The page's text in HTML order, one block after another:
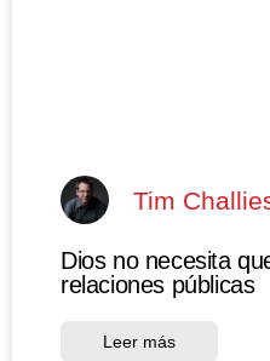
Tim
Dios no necesita
relaciones públicas
Leer más